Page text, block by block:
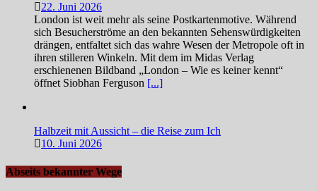
22. Juni 2026
London ist weit mehr als seine Postkartenmotive. Während
sich Besucherströme an den bekannten Sehenswürdigkeiten
drängen, entfaltet sich das wahre Wesen der Metropole oft in
ihren stilleren Winkeln. Mit dem im Midas Verlag
erschienenen Bildband „London – Wie es keiner kennt“
öffnet Siobhan Ferguson [...]
Halbzeit mit Aussicht – die Reise zum Ich
10. Juni 2026
Abseits bekannter Wege